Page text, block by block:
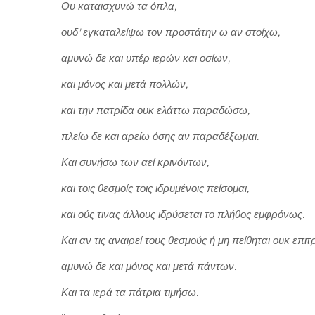
Ου καταισχυνώ τα όπλα,
ουδ' εγκαταλείψω τον προστάτην ω αν στοίχω,
αμυνώ δε και υπέρ ιερών και οσίων,
και μόνος και μετά πολλών,
και την πατρίδα ουκ ελάττω παραδώσω,
πλείω δε και αρείω όσης αν παραδέξωμαι.
Και συνήσω των αεί κρινόντων,
και τοις θεσμοίς τοις ιδρυμένοις πείσομαι,
και ούς τινας άλλους ιδρύσεται το πλήθος εμφρόνως.
Και αν τις αναιρεί τους θεσμούς ή μη πείθηται ουκ
αμυνώ δε και μόνος και μετά πάντων.
Και τα ιερά τα πάτρια τιμήσω.